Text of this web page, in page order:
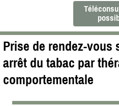
Prise de rendez-
arrêt du tabac par
comportementale